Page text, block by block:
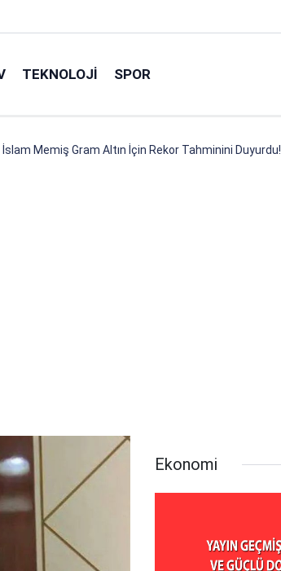
TEKNOLOJI SPOR
Memiş Gram Altın İçin Rekor Tahminini Duyurdu!
Ekonomi